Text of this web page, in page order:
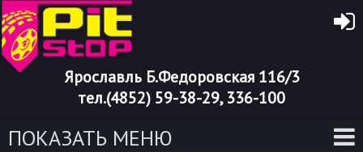
Ярославль Б.Федоровская 116/3
тел.(4852) 59-38-29, 336-100
ПОКАЗАТЬ МЕНЮ